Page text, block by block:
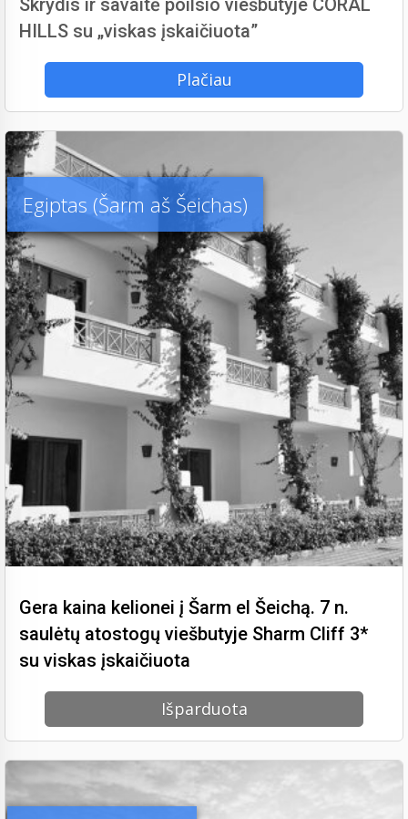
Skrydis ir savaitė poilsio viešbutyje CORAL
HILLS su „viskas įskaičiuota”
Plačiau
Egiptas (Šarm aš Šeichas)
Gera kaina kelionei į Šarm el Šeichą. 7 n.
saulėtų atostogų viešbutyje Sharm Cliff 3*
su viskas įskaičiuota
Išparduota